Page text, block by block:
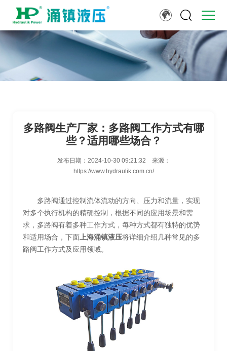
多路阀生产厂家：多路阀工作方式有哪
些？适用哪些场合？
发布日期： 2024-10-30 09:21:32
来源：
https://www.hydraulik.com.cn/
多路阀通过控制流体流动的方向、压力和流量，实现
对多个执行机构的精确控制，根据不同的应用场景和需
求，多路阀有着多种工作方式，每种方式都有独特的优势
和适用场合，下面 上海涌镇液压将详细介绍几种常见的多
路阀工作方式及应用领域。